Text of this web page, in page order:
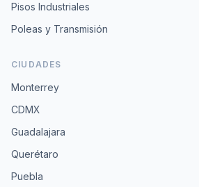
Pisos Industriales
Poleas y Transmisión
CIUDADES
Monterrey
CDMX
Guadalajara
Querétaro
Puebla